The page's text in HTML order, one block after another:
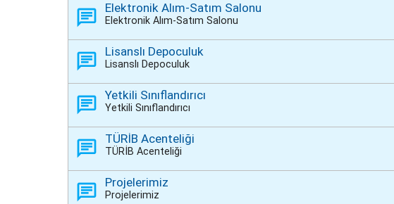
Elektronik Alım-Satım Salonu
Elektronik Alım-Satım Salonu
Lisanslı Depoculuk
Lisanslı Depoculuk
Yetkili Sınıflandırıcı
Yetkili Sınıflandırıcı
TÜRİB Acenteliği
TÜRİB Acenteliği
Projelerimiz
Projelerimiz